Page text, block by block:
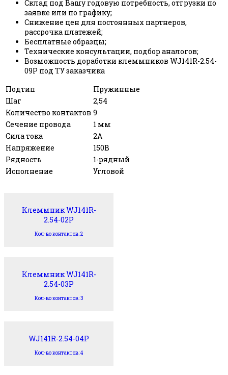
Склад под Вашу годовую потребность, отгрузки по
заявке или по графику;
Снижение цен для постоянных партнеров,
рассрочка платежей;
Бесплатные образцы;
Технические консультации, подбор аналогов;
Возможность доработки клеммников WJ141R-2.54-
09P под ТУ заказчика
Подтип
Пружинные
Шаг
2,54
Количество контактов 9
Сечение провода
1 мм
Сила тока
2А
Напряжение
150В
Рядность
1-рядный
Исполнение
Угловой
Клеммник WJ141R-
2.54-02P
Кол-во контактов: 2
Клеммник WJ141R-
2.54-03P
Кол-во контактов: 3
WJ141R-2.54-04P
Кол-во контактов: 4